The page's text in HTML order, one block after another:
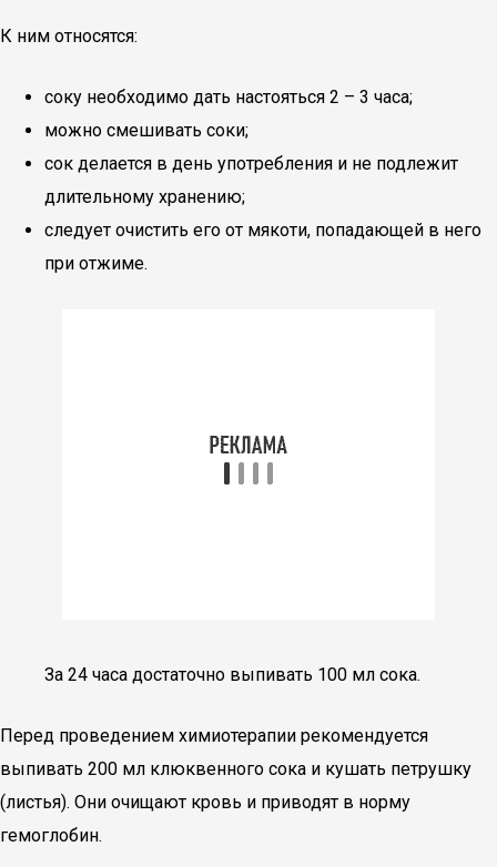
К ним относятся:
соку необходимо дать настояться 2 – 3 часа;
можно смешивать соки;
сок делается в день употребления и не подлежит
длительному хранению;
следует очистить его от мякоти, попадающей в него
при отжиме.
За 24 часа достаточно выпивать 100 мл сока.
Перед проведением химиотерапии рекомендуется
выпивать 200 мл клюквенного сока и кушать петрушку
(листья). Они очищают кровь и приводят в норму
гемоглобин.